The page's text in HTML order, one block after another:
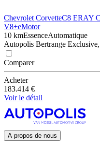
Chevrolet CorvetteC8 ERAY
V8+eMotor
10 kmEssenceAutomatique
Autopolis Bertrange
Comparer
Acheter
183.414 €
Voir le détail
A propos de nous